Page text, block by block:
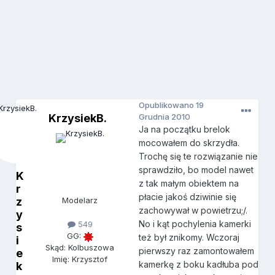
K
r
z
y
s
i
e
k
KrzysiekB.
Modelarz
549
GG:
Skąd: Kolbuszowa
Imię: Krzysztof
Opublikowano19
Grudnia 2010
Ja na początku brelok
mocowałem do skrzydła.
Trochę się te rozwiązanie nie
sprawdziło, bo model nawet
z tak małym obiektem na
płacie jakoś dziwinie się
zachowywał w powietrzu;/.
No i kąt pochylenia kamerki
też był znikomy. Wczoraj
pierwszy raz zamontowałem
kamerkę z boku kadłuba pod